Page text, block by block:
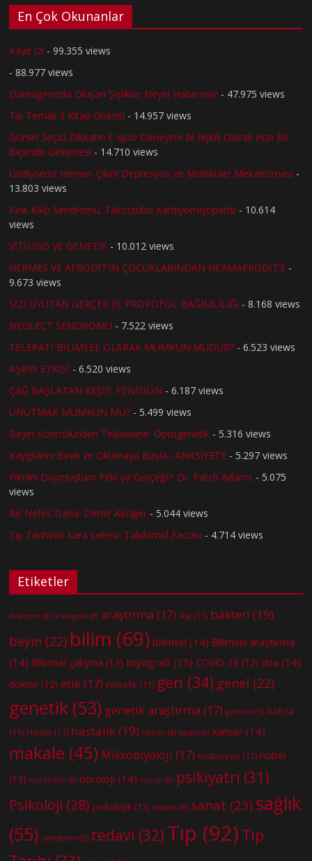
En Çok Okunanlar
Kayıt Ol - 99.355 views
- 88.977 views
Damağımızda Oluşan Şişlikler Neyin Habercisi? - 47.975 views
Tıp Temalı 3 Kitap Önerisi - 14.957 views
Görsel Seçici Dikkatin E-spor Deneyimi ile İlişkili Olarak Hızlı Bir
Biçimde Gelişmesi - 14.710 views
Girdiyseniz Hemen Çıkın! Depresyon ve Moleküler Mekanizması -
13.803 views
Kırık Kalp Sendromu: Takotsubo Kardiyomiyopatisi - 10.614
views
VİTİLİGO VE GENETİK - 10.012 views
HERMES VE AFRODİT’İN ÇOCUKLARINDAN HERMAFRODİT’E -
9.673 views
SİZİ UYUTAN GERÇEK (!): PROPOFOL BAĞIMLILIĞI - 8.168 views
NEGLECT SENDROMU - 7.522 views
TELEPATİ BİLİMSEL OLARAK MÜMKÜN MÜDÜR? - 6.523 views
AŞKIN ETKİSİ - 6.520 views
ÇAĞ BAŞLATAN KEŞİF: PENİSİLİN - 6.187 views
UNUTMAK MÜMKÜN MÜ? - 5.499 views
Beyin Kontrolünden Tedavisine: Optogenetik - 5.316 views
Kaygılarını Bırak ve Okumaya Başla : ANKSİYETE - 5.297 views
Filmini Duymuştum Peki ya Gerçeği?: Dr. Patch Adams - 5.075
views
Bir Nefes Daha: Demir Akciğer - 5.044 views
Tıp Tarihinin Kara Lekesi: Talidomid Faciası - 4.714 views
Etiketler
Anatomi (8) anksiyete (8) araştırma (17) Aşı (11) bakteri (19)
beyin (22) bilim (69) bilimsel (14) Bilimsel araştırma
(14) Bilimsel çalışma (13) biyografi (15) COVID-19 (12) dna (14)
doktor (12) etik(17) Felsefe (11) gen (34) genel (22)
genetik (53) genetik araştırma (17) genom (9) hafıza
(11) Hasta (11) hastalık(19) hekim (8) kadın (8) kanser (14)
makale (45) Mikrobiyoloji (17) mutasyon (11) nobel
(13) nörobilim (8) nöroloji (14) nöron (8) psikiyatri (31)
Psikoloji (28) psikolojik (11) ressam (8) sanat (23) sağlık
(55) sendrom (9) tedavi (32) Tıp (92) Tıp